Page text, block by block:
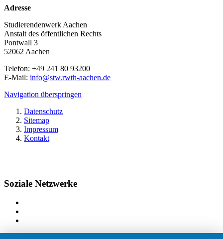
Adresse
Studierendenwerk Aachen
Anstalt des öffentlichen Rechts
Pontwall 3
52062 Aachen
Telefon: +49 241 80 93200
E-Mail: info@stw.rwth-aachen.de
Navigation überspringen
Datenschutz
Sitemap
Impressum
Kontakt
Soziale Netzwerke